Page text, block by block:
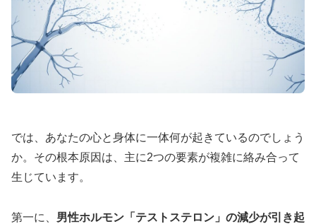
では、あなたの心と身体に一体何が起きているのでしょう
か。その根本原因は、主に2つの要素が複雑に絡み合って
生じています。
第一に、 男性ホルモン「テストステロン」の減少が引き起